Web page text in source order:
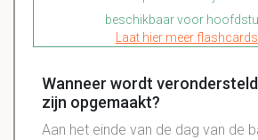
beschikbaar voor
Laat hier meer
Wanneer wordt
zijn opgemaakt?
Aan het einde van de dag van de